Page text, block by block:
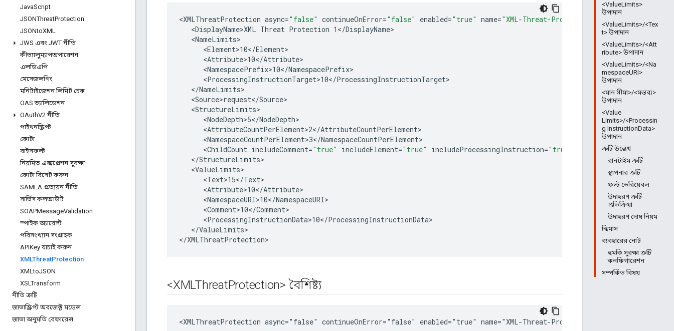
JavaScript
JSONThreatProtection
JSONtoXML
JWS এবং JWT নীতি
কীভ্যালুম্যাপঅপারেশন
এলডিএপি
মেসেজলগিং
মনিটাইজেশন লিমিট চেক
OAS ভ্যালিডেশন
OAuthV2 নীতি
পাইথনস্ক্রিপ্ট
কোটা
রাইসফল্ট
নিয়মিত এক্সপ্রেশন সুরক্ষা
কোটা রিসেট করুন
SAMLA প্রত্যয়ন নীতি
সার্ভিস কলআউট
SOAPMessageValidation
স্পাইক অ্যারেস্ট
পরিসংখ্যান সংগ্রাহক
APIKey যাচাই করুন
XMLThreatProtection
XMLtoJSON
XSLTransform
নীতি ত্রুটি
জাভাস্ক্রিপ্ট অবজেক্ট মডেল
জাভা অনুমতি রেফারেন্স
<ValueLimits>
উপাদান
<ValueLimits>/<Tex
t> উপাদান
<ValueLimits>/<Att
ribute> উপাদান
<ValueLimits>/<Na
mespaceURI>
উপাদান
<মান সীমা>/<মন্তব্য>
উপাদান
<Value
Limits>/<Processin
g InstructionData>
উপাদান
ত্রুটি উল্লেখ
রানটাইম ত্রুটি
স্থাপনার ত্রুটি
ফল্ট ভেরিয়েবল
উদাহরণ ত্রুটি
প্রতিক্রিয়া
উদাহরণ দোষ নিয়ম
স্কিমাস
ব্যবহারের নোট
হুমকি সুরক্ষা ত্রুটি
কনফিগারেশন
সম্পর্কিত বিষয়
<XMLThreatProtection async="false" continueOnError="false" enabled="true" name="XML-Threat-Protection-1"
<DisplayName>XML Threat Protection 1 </DisplayName
<NameLimits
<Element>10</Element
<Attribute>10</Attribute
<NamespacePrefix>10</NamespacePrefix
<ProcessingInstructionTarget>10</ProcessingInstructionTarget
</NameLimits
<Source>request</Source
<StructureLimits
<NodeDepth>5</NodeDepth
<AttributeCountPerElement>2</AttributeCountPerElement
<NamespaceCountPerElement>3</NamespaceCountPerElement
<ChildCount includeComment="true" includeElement="true" includeProcessingInstruction="true" includeText="true"
</StructureLimits
<ValueLimits
<Text>15</Text
<Attribute>10</Attribute
<NamespaceURI>10</NamespaceURI
<Comment>10</Comment
<ProcessingInstructionData>10</ProcessingInstructionData
</ValueLimits>
</XMLThreatProtection>
<XMLThreatProtection> বৈশিষ্ট্য
<XMLThreatProtection async="false" continueOnError="false" enabled="true" name="XML-Threat-Protection-1">